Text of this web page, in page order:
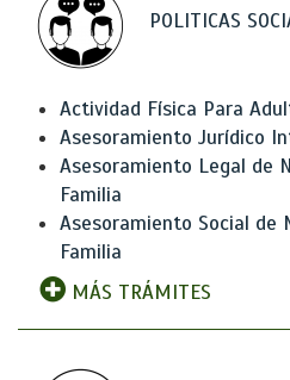
POLITICAS
Actividad Física Para
Asesoramiento Jurídico
Asesoramiento Legal de
Familia
Asesoramiento Social de
Familia
MÁS TRÁMITES